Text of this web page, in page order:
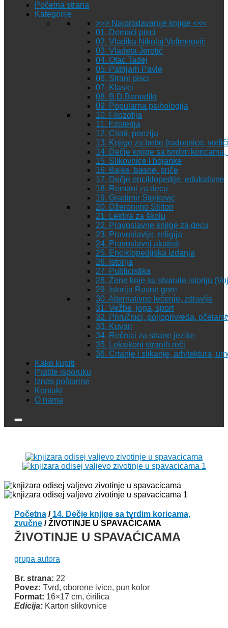
Početna strana
Kategorije
>>> Najprodavanije knjige <<<
01. Domaći pisci
02. Vladika Nikolaj Velimirović
03. Vladeta Jerotić
04. Otac Tadej
05. Patrijarh Pavle
06. Strani pisci
07. Klasici
08. B.D.Benedikt
09. Popularna psihologija
10. Filozofija
11. Ezoterija
12. Citati, poezija
13. Knjige za bebe (radosnice,
14. Dečje knjige sa tvrdim
15. Slikovnice i bojanke
16. Bajke, basne, priče
17. Dečje enciklopedije, edukativne
18. Romani za decu
19. Gradimir Stojković
20. Džeronimo Stilton
21. Lektira za školu
22. Pravoslavne knjige za decu
23. Pravoslavlje, religija
24. Pravoslavni akatisti
25. Enciklopedijska izdanja
26. Istorija
27. Publicistika
28. Žene koje su stvarale istoriju
29. Istorija Ravne gore
30. Alternativno lečenje, zdravlje
31. Vežbe, joga, sport
32. Priručnici, poljoprivreda,
33. Kuvari
34. Rečnici za strane jezike
35. Leksikoni stranih reči
36. Crtanje i slikanje, arhitektura,
Kako kupiti
Pratite isporuku
Iznos poštarine
Kontakt
O nama
Početna / 14. Dečje knjige sa tvrdim koricama,
zvučne / ŽIVOTINJE U SPAVAĆICAMA
ŽIVOTINJE U SPAVAĆICAMA
grupa autora
Br. strana: 22
Povez: Tvrd, oborene ivice, pun kolor
Format: 16×17 cm, ćirilica
Edicija: Karton slikovnice